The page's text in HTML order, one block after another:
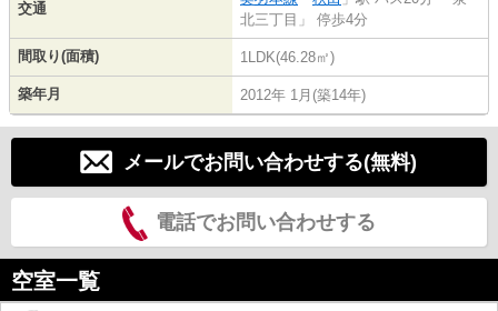
交通
北三丁目」 停歩4分
間取り(面積) 1LDK(46.28㎡)
築年月 2012年 1月(築14年)
メールでお問い合わせする(無料)
電話でお問い合わせする
空室一覧